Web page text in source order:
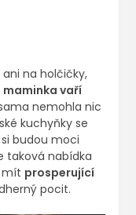
na holčičky,
maminka vaří
nemohla nic
kuchyňky se
budou moci
taková nabídka
mít prosperující
pocit.